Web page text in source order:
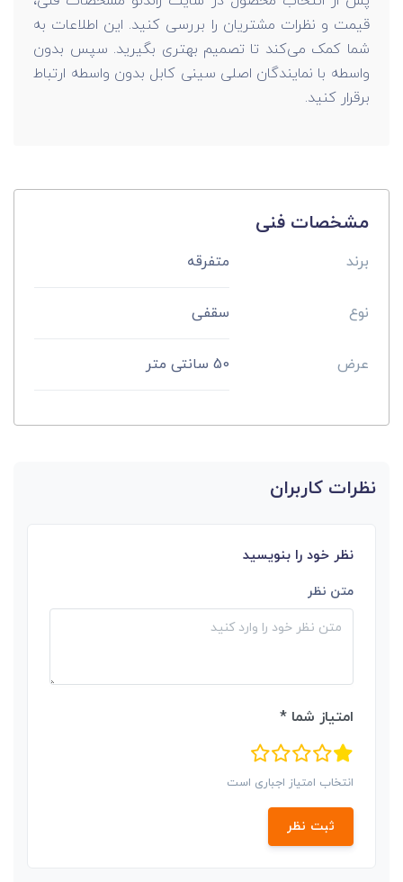
قیمت و نظرات مشتریان را بررسی کنید. این اطلاعات به
شما کمک می‌کند تا تصمیم بهتری بگیرید. سپس بدون
واسطه با نمایندگان اصلی سینی کابل بدون واسطه ارتباط
برقرار کنید.
مشخصات فنی
برند متفرقه
نوع سقفی
عرض 50 سانتی متر
نظرات کاربران
نظر خود را بنویسید
متن نظر
امتیاز شما *
انتخاب امتیاز اجباری است
ثبت نظر